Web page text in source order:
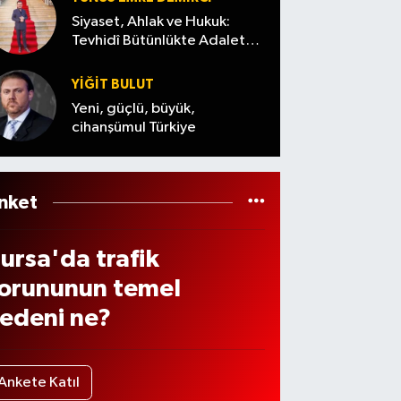
Siyaset, Ahlak ve Hukuk:
Tevhidî Bütünlükte Adalet
YİĞİT BULUT
Yeni, güçlü, büyük,
cihanşümul Türkiye
trafik
temel
ne?
Katıl